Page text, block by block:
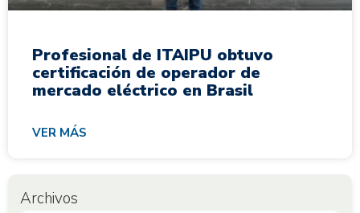
Profesional de ITAIPU obtuvo
certificación de operador de
mercado eléctrico en Brasil
VER MÁS
Archivos